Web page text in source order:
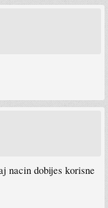
nacin dobijes korisne